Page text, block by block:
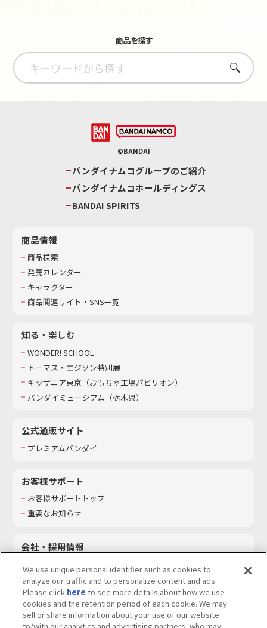
商品を探す
さがす
©BANDAI
バンダイナムコグループのご紹介
バンダイナムコホールディングス
BANDAI SPIRITS
商品情報
商品検索
発売カレンダー
キャラクター
商品関連サイト・SNS一覧
知る・楽しむ
WONDER! SCHOOL
トーマス・エジソン特別展
キッザニア東京（おもちゃ工場パビリオン）​
バンダイミュージアム（栃木県）
公式通販サイト
プレミアムバンダイ
お客様サポート
お客様サポートトップ
重要なお知らせ
会社・採用情報
採用情報
サステナビリティ
お問い合わせ
We use unique personal identifier such as cookies to
analyze our traffic and to personalize content and ads.
Please click here to see more details about how we use
cookies and the retention period of each cookie. We may
sell or share information about your use of our website